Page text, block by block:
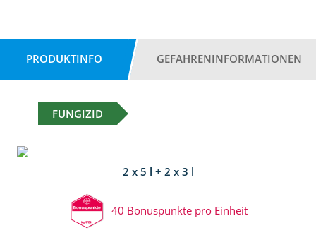
PRODUKTINFO GEFAHRENINFORMATIONEN
FUNGIZID
2 x 5 l + 2 x 3 l
40 Bonuspunkte pro Einheit